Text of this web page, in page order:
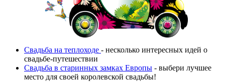
Свадьба на теплоходе - несколько интересных идей о
свадьбе-путешествии
Свадьба в старинных замках Европы - выбери лучшее
место для своей королевской свадьбы!